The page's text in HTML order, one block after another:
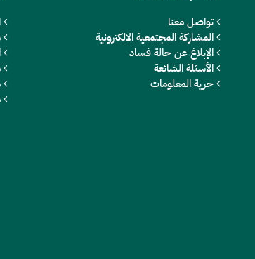
تواصل معنا
المشاركة المجتمعية الالكترونية
الإبلاغ عن حالة فساد
الأسئلة الشائعة
حرية المعلومات